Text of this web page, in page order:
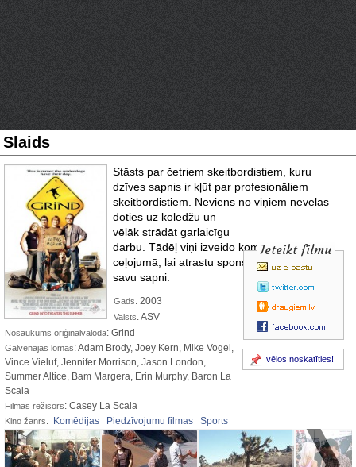
Slaids
Stāsts par četriem skeitbordistiem, kuru
dzīves sapnis ir kļūt par profesionāliem
skeitbordistiem. Neviens no viņiem nevēlas
doties uz koledžu un
vēlāk strādāt garlaicīgu
darbu. Tādēļ viņi izveido komandu un dodas
ceļojumā, lai atrastu sponsorus un piepildītu
savu sapni.
Ieteikt filmu
vēlos noskatīties!
Gads: 2003
Valsts: ASV
Nosaukums oriģinālvalodā: Grind
Galvenajās lomās: Adam Brody, Joey Kern, Mike Vogel,
Vince Vieluf, Jennifer Morrison, Jason London,
Summer Altice, Bam Margera, Erin Murphy, Baron La
Scala
Filmas režisors: Casey La Scala
Kino žanrs: Komēdijas Piedzīvojumu filmas Sports